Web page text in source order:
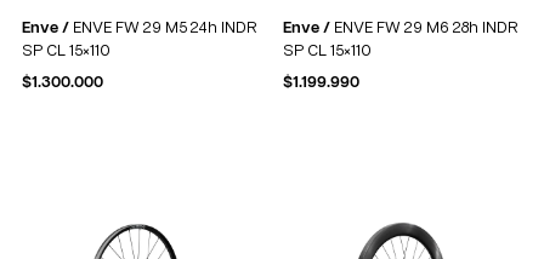
Enve / ENVE FW 29 M5 24h INDR
SP CL 15×110
$1.300.000
Enve / ENVE FW 29 M6 28h INDR
SP CL 15×110
$1.199.990